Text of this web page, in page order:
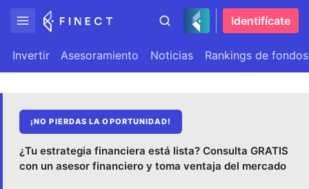
Identifícate
Invertir Asesoramiento Noticias Rankings de fondos
¡NO PIERDAS LA OPORTUNIDAD!
¿Tu estrategia financiera está lista? Consulta GRATIS
con un asesor financiero y toma ventaja del mercado